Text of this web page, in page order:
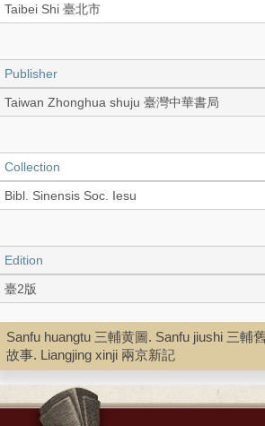
Taibei Shi 臺北市
Publisher
Taiwan Zhonghua shuju 臺灣中華書局
Collection
Bibl. Sinensis Soc. Iesu
Edition
臺2版
Language
Chinese 中文[繁體]
Sanfu huangtu 三輔黄圖. Sanfu jiushi 三輔
故事. Liangjing xinji 兩京新記